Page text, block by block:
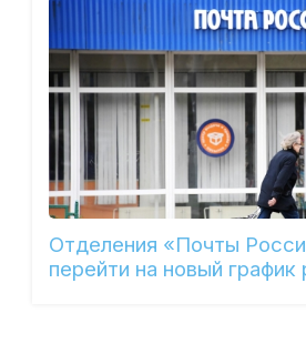
Отделения «Почты
перейти на новый график